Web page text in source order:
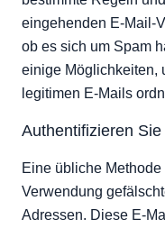
eingehenden E-Mail-
ob es sich um Spam
einige Möglichkeiten,
legitimen E-Mails
Authentifizieren
Eine übliche
Verwendung
Adressen. Diese E-